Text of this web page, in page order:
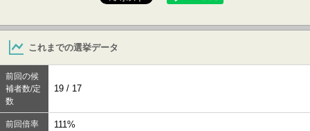
これまでの選挙データ
前回の候
補者数/定
数
19 / 17
前回倍率 111%